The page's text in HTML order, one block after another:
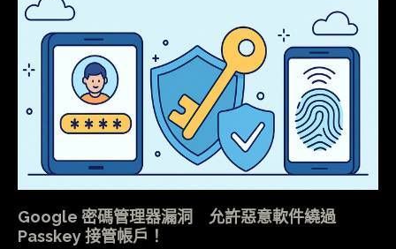
Google 密碼管理器漏洞 允許惡意軟件繞過
Passkey 接管帳戶！